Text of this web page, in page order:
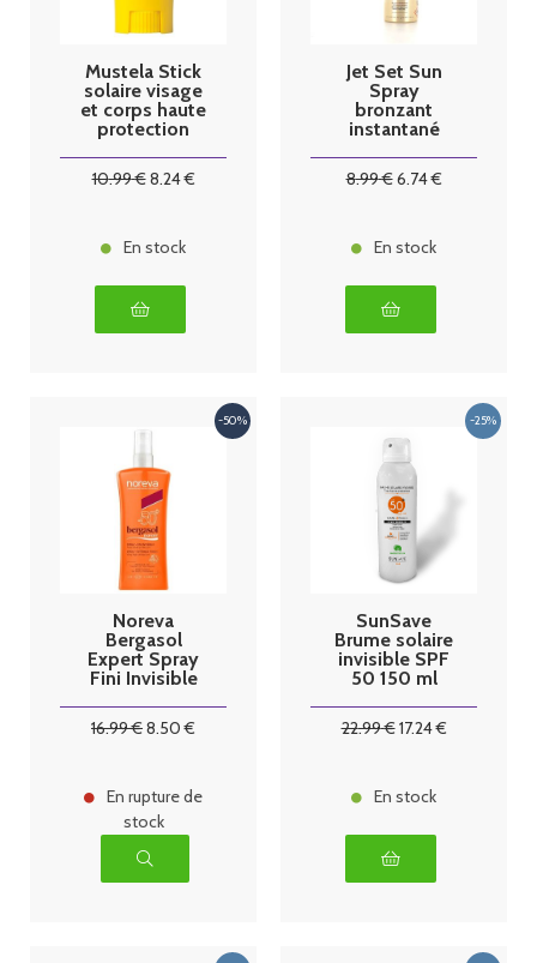
Mustela Stick
solaire visage
et corps haute
protection
10.99€8.24€
En stock
Jet Set Sun
Spray
bronzant
instantané
8.99€6.74€
En stock
Noreva
Bergasol
Expert Spray
Fini Invisible
16.99€8.50 €
En rupture de
stock
SunSave
Brume solaire
invisible SPF
50 150 ml
22.99€17.24€
En stock